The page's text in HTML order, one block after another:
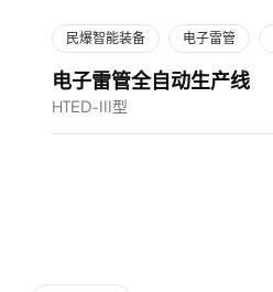
民爆智能装备 电子雷管
电子雷管全自动生产线
HTED-III型